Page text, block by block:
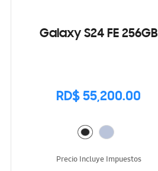
Galaxy S24 FE 256GB
RD$ 55,200.00
Precio Incluye Impuestos